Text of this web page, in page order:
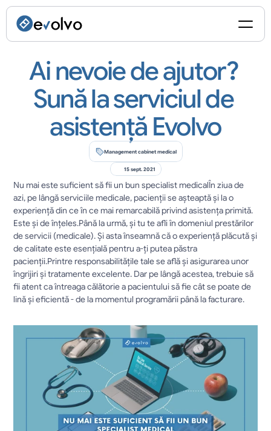
Ai nevoie de ajutor?
Sună la serviciul de
asistență Evolvo
Management cabinet medical
15 sept. 2021
Nu mai este suficient să fii un bun specialist medicalÎn ziua de
azi, pe lângă serviciile medicale, pacienții se așteaptă și la o
experiență din ce în ce mai remarcabilă privind asistența primită.
Este și de înțeles.Până la urmă, și tu te afli în domeniul prestărilor
de servicii (medicale). Și asta înseamnă că o experiență plăcută și
de calitate este esențială pentru a-ți putea păstra
pacienții.Printre responsabilitățile tale se află și asigurarea unor
îngrijiri și tratamente excelente. Dar pe lângă acestea, trebuie să
fii atent ca întreaga călătorie a pacientului să fie cât se poate de
lină și eficientă - de la momentul programării până la facturare.